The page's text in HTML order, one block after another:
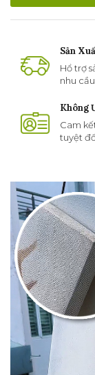
Sản
Hổ trợ
nhu cầu
Không
Cam
tuyệt